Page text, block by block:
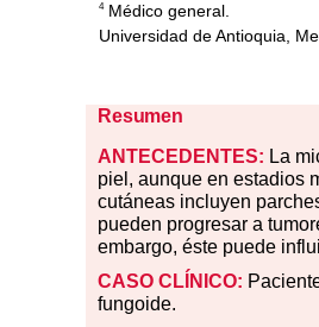
4Médico general.
Universidad de Antioquia,
Resumen
ANTECEDENTES: La
piel, aunque en estadios
cutáneas incluyen
pueden progresar a
embargo, éste puede
CASO CLÍNICO:
fungoide.